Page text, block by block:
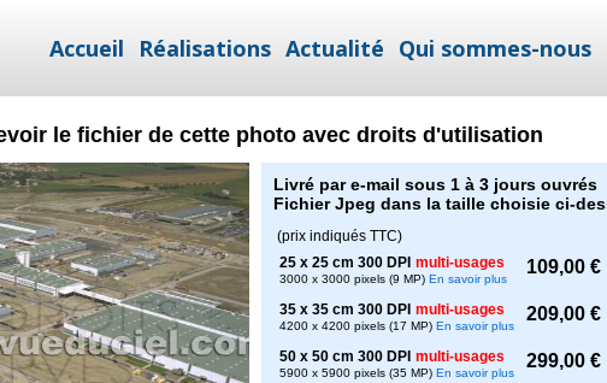
Accueil Réalisations Actualité Qui sommes-nous